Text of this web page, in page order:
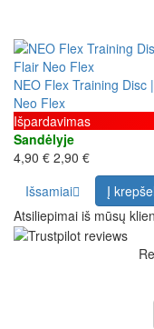
NEO Flex Training Disc
Neo Flex
Išpardavimas
Sandėlyje
4,90 € 2,90 €
Išsamiai
Į
Atsiliepimai iš mūsų